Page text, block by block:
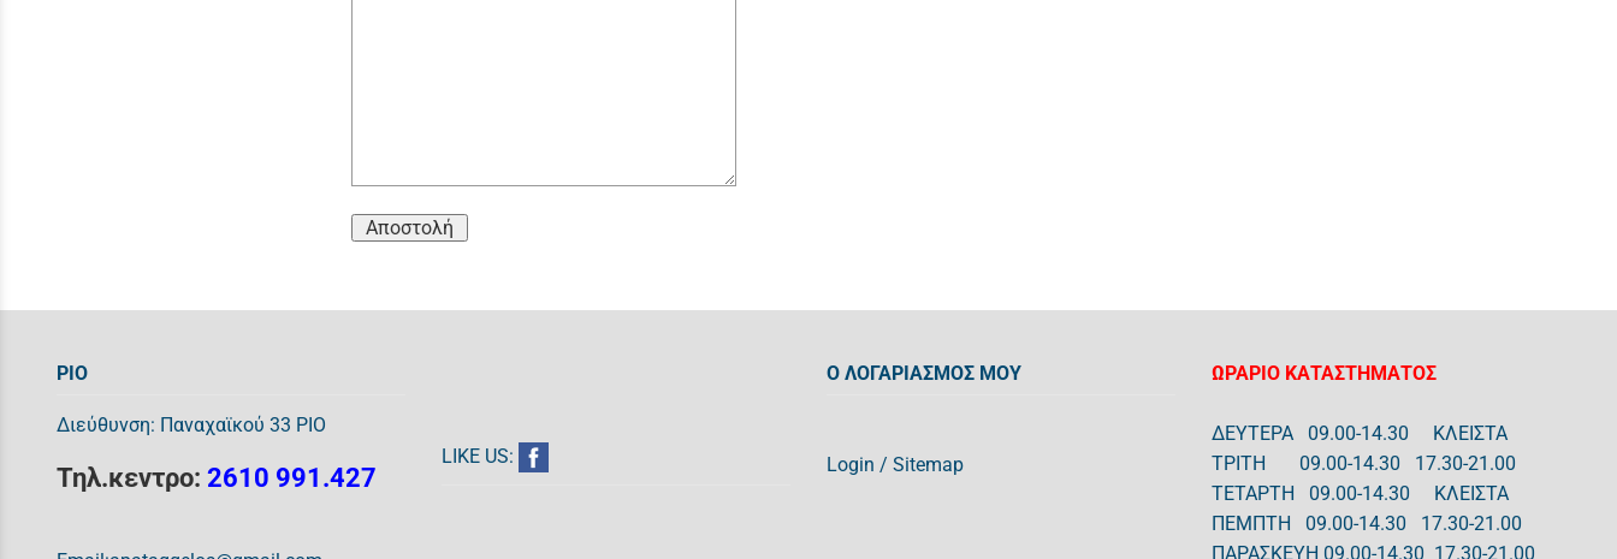
Αποστολή
ΡΙΟ
Διεύθυνση: Παναχαϊκού 33 ΡΙΟ
Τηλ.κεντρο: 2610 991.427
LIKE US:
Ο ΛΟΓΑΡΙΑΣΜΟΣ ΜΟΥ
Login / Sitemap
ΩΡΑΡΙΟ ΚΑΤΑΣΤΗΜΑΤΟΣ
ΔΕΥΤΕΡΑ 09.00-14.30 ΚΛΕΙΣΤΑ
ΤΡΙΤΗ 09.00-14.30 17.30-21.00
ΤΕΤΑΡΤΗ 09.00-14.30 ΚΛΕΙΣΤΑ
ΠΕΜΠΤΗ 09.00-14.30 17.30-21.00
ΠΑΡΑΣΚΕΥΗ 09.00-14.30 17.30-21.00